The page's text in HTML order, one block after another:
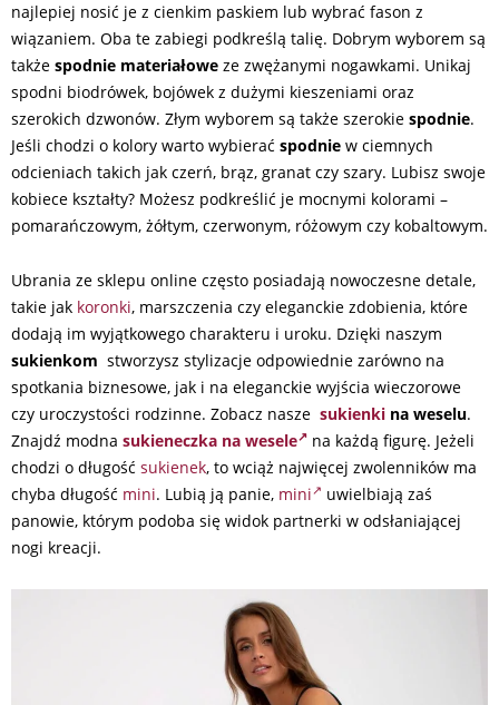
najlepiej nosić je z cienkim paskiem lub wybrać fason z
wiązaniem. Oba te zabiegi podkreślą talię. Dobrym wyborem są
także spodnie materiałowe ze zwężanymi nogawkami. Unikaj
spodni biodrówek, bojówek z dużymi kieszeniami oraz
szerokich dzwonów. Złym wyborem są także szerokie spodnie.
Jeśli chodzi o kolory warto wybierać spodnie w ciemnych
odcieniach takich jak czerń, brąz, granat czy szary. Lubisz swoje
kobiece kształty? Możesz podkreślić je mocnymi kolorami –
pomarańczowym, żółtym, czerwonym, różowym czy kobaltowym.
Ubrania ze sklepu online często posiadają nowoczesne detale,
takie jak koronki, marszczenia czy eleganckie zdobienia, które
dodają im wyjątkowego charakteru i uroku. Dzięki naszym
sukienkom stworzysz stylizacje odpowiednie zarówno na
spotkania biznesowe, jak i na eleganckie wyjścia wieczorowe
czy uroczystości rodzinne. Zobacz nasze sukienki na weselu.
Znajdź modna sukieneczka na wesele
na każdą figurę. Jeżeli
chodzi o długość sukienek, to wciąż najwięcej zwolenników ma
chyba długość mini. Lubią ją panie, mini
uwielbiają zaś
panowie, którym podoba się widok partnerki w odsłaniającej
nogi kreacji.